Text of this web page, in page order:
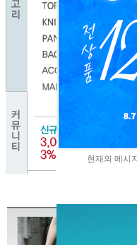
현재의 메시